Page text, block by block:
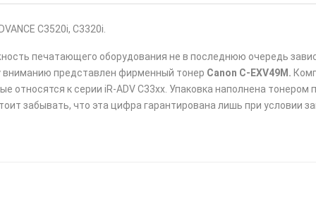
C3520i, C3320i.
печатающего оборудования не в последнюю очередь
вниманию представлен фирменный тонер Canon C-EXV49М.
относятся к серии iR-ADV C33xx. Упаковка наполнена тонером
забывать, что эта цифра гарантирована лишь при условии